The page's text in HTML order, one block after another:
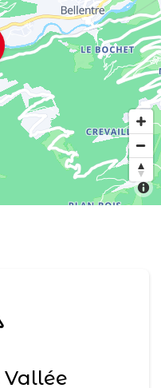
Vallée